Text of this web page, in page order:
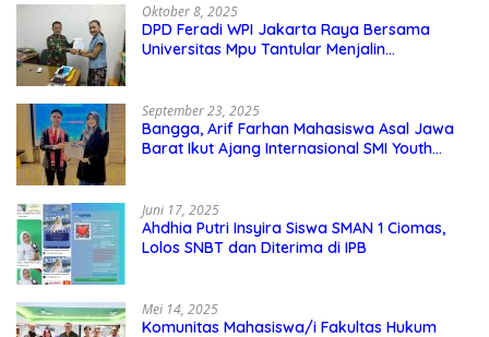
Oktober 8, 2025
DPD Feradi WPI Jakarta Raya Bersama
Universitas Mpu Tantular Menjalin
September 23, 2025
Bangga, Arif Farhan Mahasiswa Asal Jawa
Barat Ikut Ajang Internasional SMI Youth
Juni 17, 2025
Ahdhia Putri Insyira Siswa SMAN 1 Ciomas,
Lolos SNBT dan Diterima di IPB
Mei 14, 2025
Komunitas Mahasiswa/i Fakultas Hukum